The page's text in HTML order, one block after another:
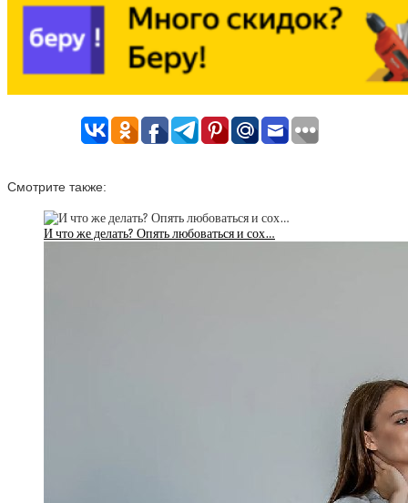
Смотрите также:
И что же делать? Опять любоваться и сох…